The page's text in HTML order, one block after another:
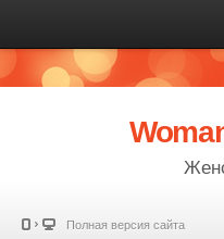
Полная версия сайта